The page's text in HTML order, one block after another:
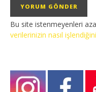
Bu site istenmeyenleri
verilerinizin nasıl